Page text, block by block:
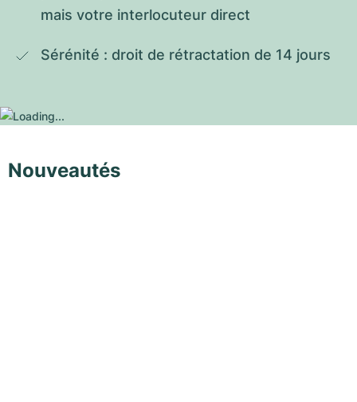
mais votre interlocuteur direct
Sérénité : droit de rétractation de 14 jours
Nouveautés